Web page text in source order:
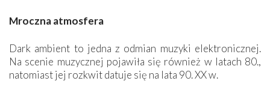
Mroczna atmosfera
Dark ambient to jedna z odmian muzyki elektronicznej.
Na scenie muzycznej pojawiła się również w latach 80.,
natomiast jej rozkwit datuje się na lata 90. XX w.